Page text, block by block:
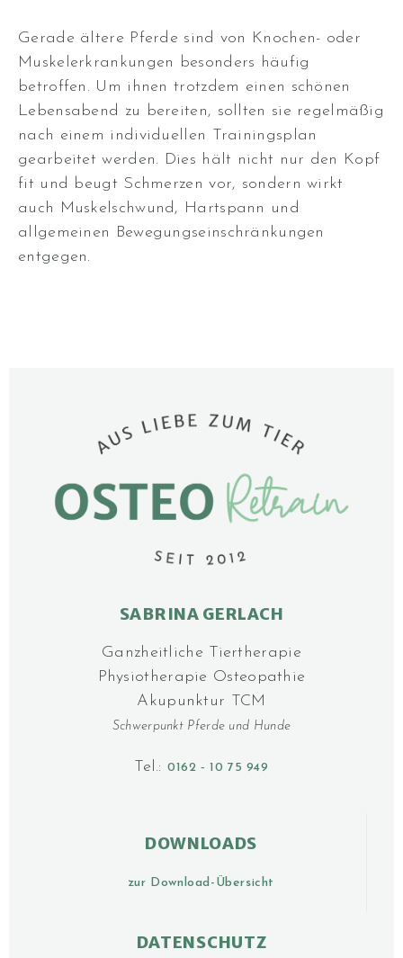
Gerade ältere Pferde sind von Knochen- oder
Muskelerkrankungen besonders häufig
betroffen. Um ihnen trotzdem einen schönen
Lebensabend zu bereiten, sollten sie regelmäßig
nach einem individuellen Trainingsplan
gearbeitet werden. Dies hält nicht nur den Kopf
fit und beugt Schmerzen vor, sondern wirkt
auch Muskelschwund, Hartspann und
allgemeinen Bewegungseinschränkungen
entgegen.
SABRINA GERLACH
Ganzheitliche Tier­­thera­pie
Physiotherapie Osteo­pathie
Akupunktur TCM
Schwerpunkt Pferde und Hunde
Tel.:0162 ‑ 10 75 949
DOWNLOADS
zur Download-Übersicht
DATENSCHUTZ